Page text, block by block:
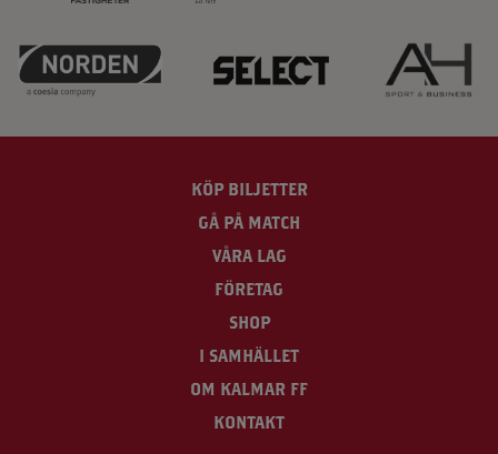
KÖP BILJETTER
GÅ PÅ MATCH
VÅRA LAG
FÖRETAG
SHOP
I SAMHÄLLET
OM KALMAR FF
KONTAKT